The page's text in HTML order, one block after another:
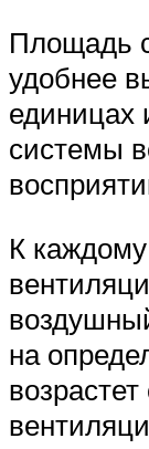
Площадь
удобнее
единицах
системы
К
на